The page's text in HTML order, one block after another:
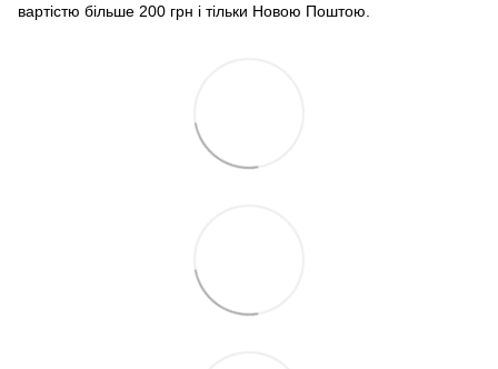
вартістю більше 200 грн і тільки Новою Поштою.